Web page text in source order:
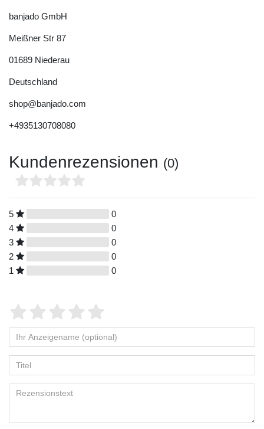
banjado GmbH
Meißner Str 87
01689 Niederau
Deutschland
shop@banjado.com
+4935130708080
Kundenrezensionen (0)
5
0
4
0
3
0
2
0
1
0